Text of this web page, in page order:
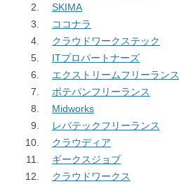
SKIMA
ココナラ
クラウドワークステック
ITプロパートナーズ
エクストリームフリーランス
ポテパンフリーランス
Midworks
レバテックフリーランス
クラウディア
ギークスジョブ
クラウドワークス